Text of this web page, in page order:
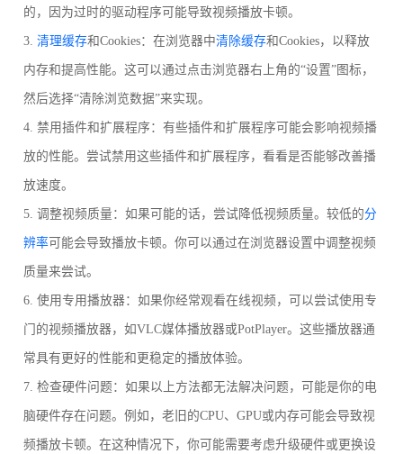
的，因为过时的驱动程序可能导致视频播放卡顿。
3. 清理缓存和Cookies：在浏览器中清除缓存和Cookies，以释放
内存和提高性能。这可以通过点击浏览器右上角的“设置”图标，
然后选择“清除浏览数据”来实现。
4. 禁用插件和扩展程序：有些插件和扩展程序可能会影响视频播
放的性能。尝试禁用这些插件和扩展程序，看看是否能够改善播
放速度。
5. 调整视频质量：如果可能的话，尝试降低视频质量。较低的分
辨率可能会导致播放卡顿。你可以通过在浏览器设置中调整视频
质量来尝试。
6. 使用专用播放器：如果你经常观看在线视频，可以尝试使用专
门的视频播放器，如VLC媒体播放器或PotPlayer。这些播放器通
常具有更好的性能和更稳定的播放体验。
7. 检查硬件问题：如果以上方法都无法解决问题，可能是你的电
脑硬件存在问题。例如，老旧的CPU、GPU或内存可能会导致视
频播放卡顿。在这种情况下，你可能需要考虑升级硬件或更换设